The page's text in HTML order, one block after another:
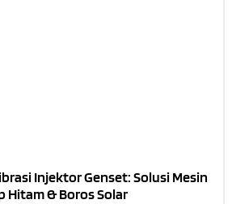
Injektor Genset: Solusi Mesin
Hitam & Boros Solar